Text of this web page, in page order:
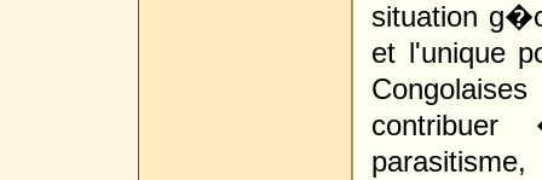
situation
et l'unique